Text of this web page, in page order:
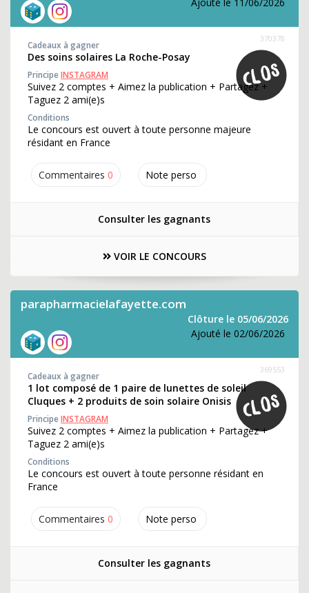
Commentaires 0 Note perso
370378
Cadeaux à gagner
Des soins solaires La Roche-Posay
PrincipeINSTAGRAM
Suivez 2 comptes + Aimez la publication + Partagez +
Taguez 2 ami(e)s
Conditions
Le concours est ouvert à toute personne majeure
résidant en France
Consulter les gagnants
VOIR LE CONCOURS
parapharmacielafayette.com
Clôture le 05/06/2026
Ajouté le 02/06/2026
Commentaires 0 Note perso
369553
Cadeaux à gagner
1 lot composé de 1 paire de lunettes de soleil
Cluques + 2 produits de soin solaire Onisis
PrincipeINSTAGRAM
Suivez 2 comptes + Aimez la publication + Partagez +
Taguez 2 ami(e)s
Conditions
Le concours est ouvert à toute personne résidant en
France
Consulter les gagnants